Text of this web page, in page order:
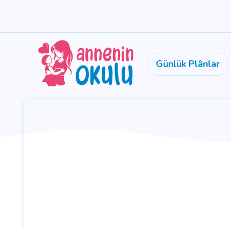
Günlük Plânlar